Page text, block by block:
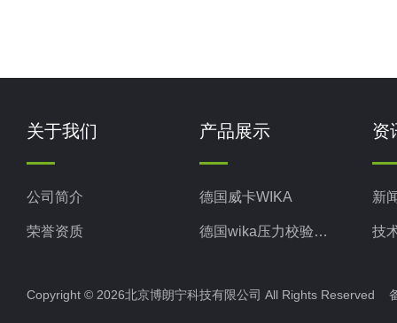
关于我们
公司简介
荣誉资质
产品展示
德国威卡WIKA
德国wika压力校验系统
美国固瑞克GRACO
资
新
技
Copyright © 2026北京博朗宁科技有限公司 All Rights Reserved